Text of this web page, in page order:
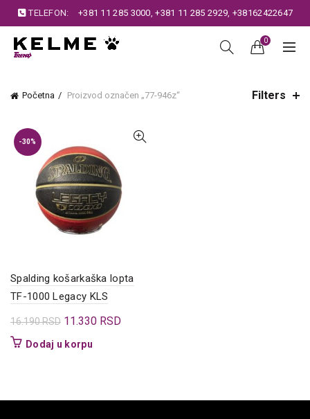
TELEFON: +381 11 285 3000,+381 11 285 2929, +38162422647
0
Početna Proizvod označen „77-946z“ Filters
-30%
Spalding košarkaška lopta
TF-1000 Legacy KLS
16.190RSD Originalna
cena
11.330 RSDTrenutna
Dodaj u korpu